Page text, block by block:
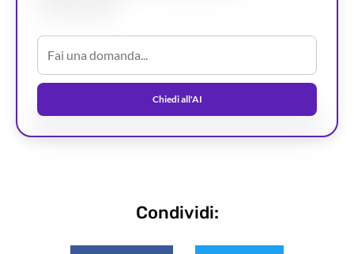
Chiedi all'AI
Condividi: